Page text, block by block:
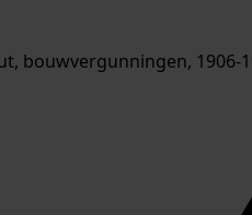
bouwvergunningen, 1906-